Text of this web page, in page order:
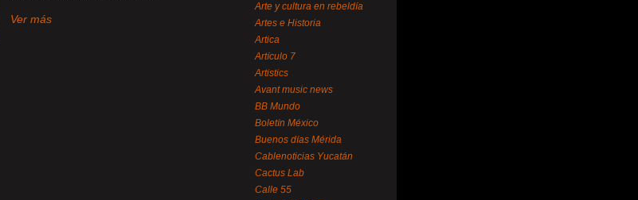
Ver más
Arte y cultura en rebeldía
Artes e Historia
Artica
Artículo 7
Artistics
Avant music news
BB Mundo
Boletín México
Buenos días Mérida
Cablenoticias Yucatán
Cactus Lab
Calle 55